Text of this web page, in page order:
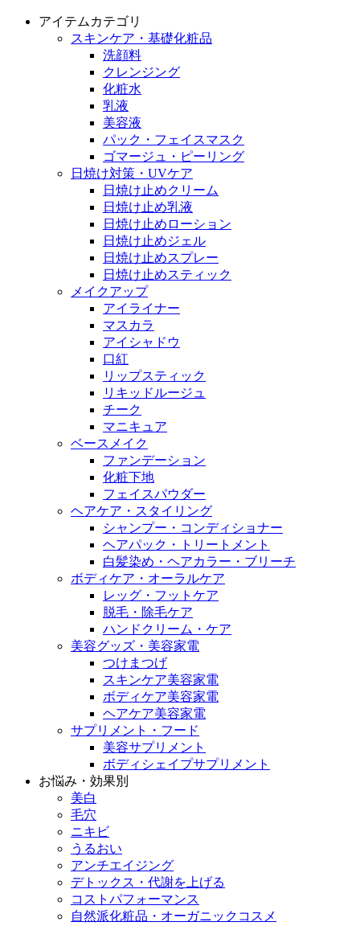
アイテムカテゴリ
スキンケア・基礎化粧品
洗顔料
クレンジング
化粧水
乳液
美容液
パック・フェイスマスク
ゴマージュ・ピーリング
日焼け対策・UVケア
日焼け止めクリーム
日焼け止め乳液
日焼け止めローション
日焼け止めジェル
日焼け止めスプレー
日焼け止めスティック
メイクアップ
アイライナー
マスカラ
アイシャドウ
口紅
リップスティック
リキッドルージュ
チーク
マニキュア
ベースメイク
ファンデーション
化粧下地
フェイスパウダー
ヘアケア・スタイリング
シャンプー・コンディショナー
ヘアパック・トリートメント
白髪染め・ヘアカラー・ブリーチ
ボディケア・オーラルケア
レッグ・フットケア
脱毛・除毛ケア
ハンドクリーム・ケア
美容グッズ・美容家電
つけまつげ
スキンケア美容家電
ボディケア美容家電
ヘアケア美容家電
サプリメント・フード
美容サプリメント
ボディシェイプサプリメント
お悩み・効果別
美白
毛穴
ニキビ
うるおい
アンチエイジング
デトックス・代謝を上げる
コストパフォーマンス
自然派化粧品・オーガニックコスメ